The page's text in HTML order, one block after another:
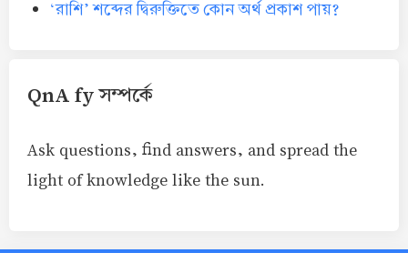
‘রাশি’ শব্দের দ্বিরুক্তিতে কোন অর্থ প্রকাশ পায়?
QnA fy সম্পর্কে
Ask questions, find answers, and spread the
light of knowledge like the sun.